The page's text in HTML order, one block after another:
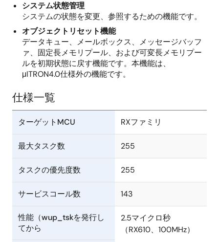
システム状態管理
システムの状態を変更、参照するための機能です。
オブジェクトリセット機能
データキュー、メールボックス、メッセージバッフ
ァ、固定長メモリプール、および可変長メモリプー
ルを初期状態に戻す機能です。本機能は、
μITRON4.0仕様外の機能です。
仕様一覧
ターゲットMCU RXファミリ
最大タスク数 255
タスクの優先度数 255
サービスコール数 143
性能（wup_tskを発行し
てから
2.5マイクロ秒
（RX610、100MHz）